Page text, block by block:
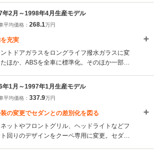
年2月～1998年4月生産モデル
平均価格： 268.1万円
充実
トドアガラスをロングライフ撥水ガラスに変
ほか、ABSを全車に標準化。そのほか一部グ
スポーツタイプATシフトノブ、リモートコント
ルエントリーシステムなどが標準化された。
）
年1月～1997年1月生産モデル
平均価格： 337.9万円
の変更でセダンとの差別化を図る
ットやフロントグリル、ヘッドライトなどフ
ト回りのデザインをクーペ専用に変更。セダン